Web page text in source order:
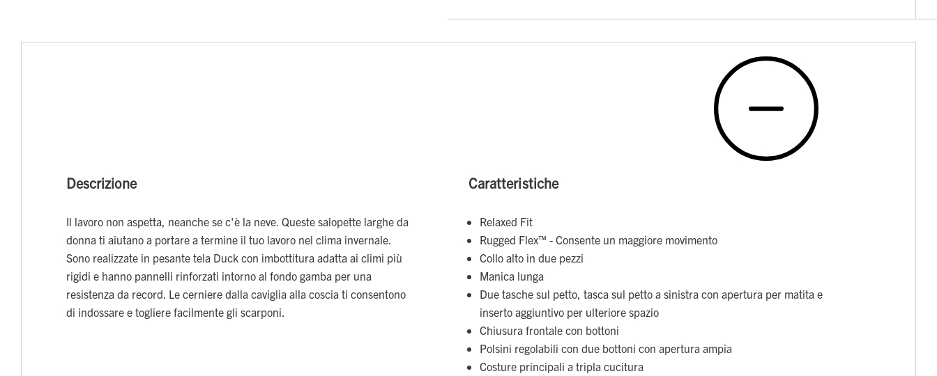
Descrizione
Il lavoro non aspetta, neanche se c'è la neve. Queste salopette larghe da
donna ti aiutano a portare a termine il tuo lavoro nel clima invernale.
Sono realizzate in pesante tela Duck con imbottitura adatta ai climi più
rigidi e hanno pannelli rinforzati intorno al fondo gamba per una
resistenza da record. Le cerniere dalla caviglia alla coscia ti consentono
di indossare e togliere facilmente gli scarponi.
Caratteristiche
Relaxed Fit
Rugged Flex™ - Consente un maggiore movimento
Collo alto in due pezzi
Manica lunga
Due tasche sul petto, tasca sul petto a sinistra con apertura per matita e
inserto aggiuntivo per ulteriore spazio
Chiusura frontale con bottoni
Polsini regolabili con due bottoni con apertura ampia
Costure principali a tripla cucitura